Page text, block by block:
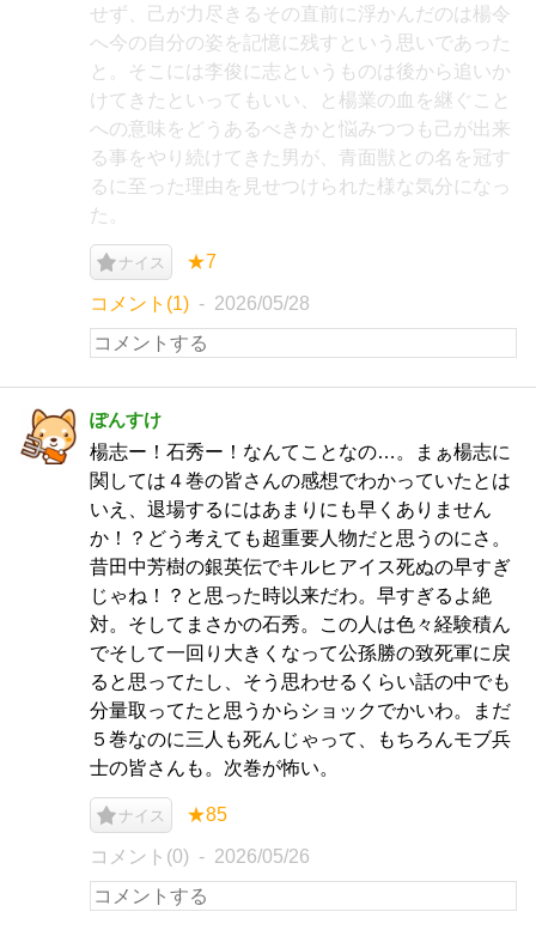
せず、己が力尽きるその直前に浮かんだのは楊令
へ今の自分の姿を記憶に残すという思いであった
と。そこには李俊に志というものは後から追いか
けてきたといってもいい、と楊業の血を継ぐこと
への意味をどうあるべきかと悩みつつも己が出来
る事をやり続けてきた男が、青面獣との名を冠す
るに至った理由を見せつけられた様な気分になっ
た。
ナイス ★7
コメント(1) 2026/05/28
ぽんすけ
楊志ー！石秀ー！なんてことなの…。まぁ楊志に
関しては４巻の皆さんの感想でわかっていたとは
いえ、退場するにはあまりにも早くありません
か！？どう考えても超重要人物だと思うのにさ。
昔田中芳樹の銀英伝でキルヒアイス死ぬの早すぎ
じゃね！？と思った時以来だわ。早すぎるよ絶
対。そしてまさかの石秀。この人は色々経験積ん
でそして一回り大きくなって公孫勝の致死軍に戻
ると思ってたし、そう思わせるくらい話の中でも
分量取ってたと思うからショックでかいわ。まだ
５巻なのに三人も死んじゃって、もちろんモブ兵
士の皆さんも。次巻が怖い。
ナイス ★85
コメント(0) 2026/05/26